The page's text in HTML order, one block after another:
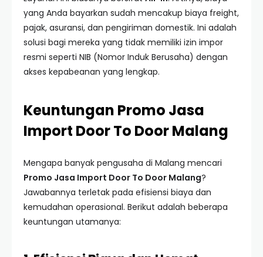
yang Anda bayarkan sudah mencakup biaya freight,
pajak, asuransi, dan pengiriman domestik. Ini adalah
solusi bagi mereka yang tidak memiliki izin impor
resmi seperti NIB (Nomor Induk Berusaha) dengan
akses kepabeanan yang lengkap.
Keuntungan Promo Jasa
Import Door To Door Malang
Mengapa banyak pengusaha di Malang mencari
Promo Jasa Import Door To Door Malang?
Jawabannya terletak pada efisiensi biaya dan
kemudahan operasional. Berikut adalah beberapa
keuntungan utamanya: